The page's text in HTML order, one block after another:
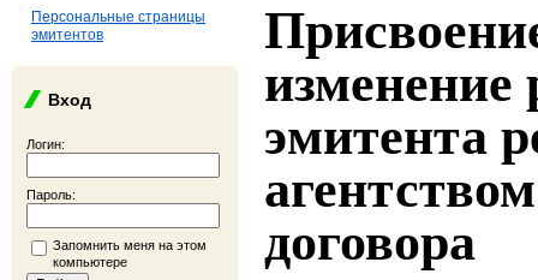
Персональные страницы
эмитентов
Вход
Логин:
Пароль:
Запомнить меня на этом
компьютере
изменение
эмитента
договора